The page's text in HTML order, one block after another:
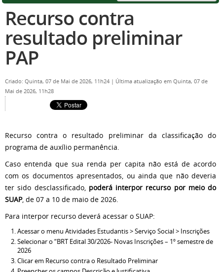
Recurso contra
resultado preliminar
PAP
Criado: Quinta, 07 de Mai de 2026, 11h24 | Última atualização em Quinta, 07 de
Mai de 2026, 11h28
Recurso contra o resultado preliminar da classificação do
programa de auxílio permanência.
Caso entenda que sua renda per capita não está de acordo
com os documentos apresentados, ou ainda que não deveria
ter sido desclassificado, poderá interpor recurso por meio do
SUAP, de 07 a 10 de maio de 2026.
Para interpor recurso deverá acessar o SUAP:
Acessar o menu Atividades Estudantis > Serviço Social > Inscrições
Selecionar o “BRT Edital 30/2026- Novas Inscrições – 1º semestre de
2026
Clicar em Recurso contra o Resultado Preliminar